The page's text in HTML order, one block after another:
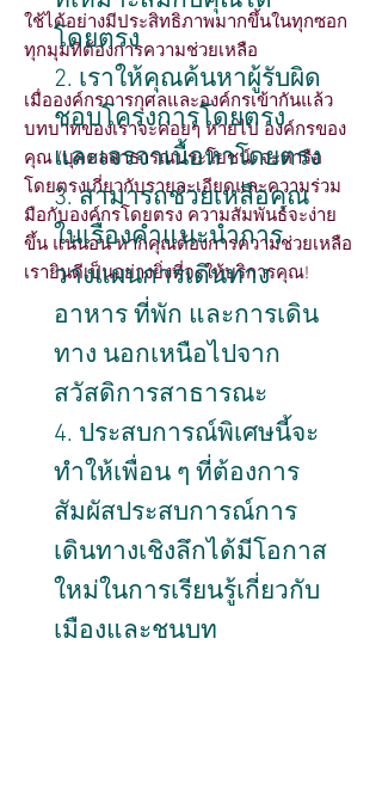
ใช้ได้อย่างมีประสิทธิภาพมากขึ้นในทุกซอก
ทุกมุมที่ต้องการความช่วยเหลือ
เมื่อองค์กรการกุศลและองค์กรเข้ากันแล้ว
บทบาทของเราจะค่อยๆ หายไป องค์กรของ
คุณ (บุคคลสาธารณประโยชน์) จะหารือ
โดยตรงเกี่ยวกับรายละเอียดและความร่วม
มือกับองค์กรโดยตรง ความสัมพันธ์จะง่าย
ขึ้น แน่นอน หากคุณต้องการความช่วยเหลือ
เรายินดีเป็นอย่างยิ่งที่จะให้บริการคุณ!
โดยตรง
2. เราให้คุณค้นหาผู้รับผิด
ชอบโครงการโดยตรง
และเจรจาเนื้อหาโดยตรง
3. สามารถช่วยเหลือคุณ
ในเรื่องคำแนะนำการ
วางแผนการเดินทาง
อาหาร ที่พัก และการเดิน
ทาง นอกเหนือไปจาก
สวัสดิการสาธารณะ
4. ประสบการณ์พิเศษนี้จะ
ทำให้เพื่อน ๆ ที่ต้องการ
สัมผัสประสบการณ์การ
เดินทางเชิงลึกได้มีโอกาส
ใหม่ในการเรียนรู้เกี่ยวกับ
เมืองและชนบท